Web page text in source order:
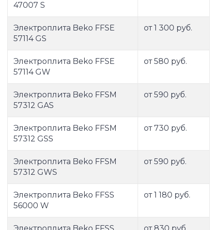
47007 S
Электроплита Beko FFSE
57114 GS
от 1 300 руб.
Электроплита Beko FFSE
57114 GW
от 580 руб.
Электроплита Beko FFSM
57312 GAS
от 590 руб.
Электроплита Beko FFSM
57312 GSS
от 730 руб.
Электроплита Beko FFSM
57312 GWS
от 590 руб.
Электроплита Beko FFSS
56000 W
от 1 180 руб.